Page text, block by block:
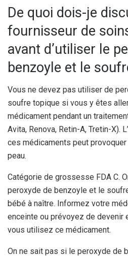
De quoi dois-je
fournisseur de
avant d’utiliser le
benzoyle et le
Vous ne devez pas utiliser de
soufre topique si vous y êtes
médicament pendant un
Avita, Renova, Retin-A, Tretin-X).
ces médicaments peut
peau.
Catégorie de grossesse FDA C.
peroxyde de benzoyle et le
bébé à naître. Informez votre
enceinte ou prévoyez de devenir
vous utilisez ce médicament.
On ne sait pas si le peroxyde de